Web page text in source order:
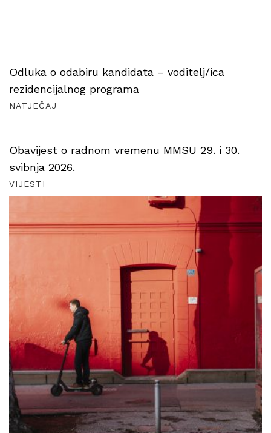
Odluka o odabiru kandidata – voditelj/ica
rezidencijalnog programa
NATJEČAJ
Obavijest o radnom vremenu MMSU 29. i 30.
svibnja 2026.
VIJESTI